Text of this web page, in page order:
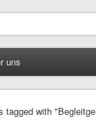
uns
tagged with